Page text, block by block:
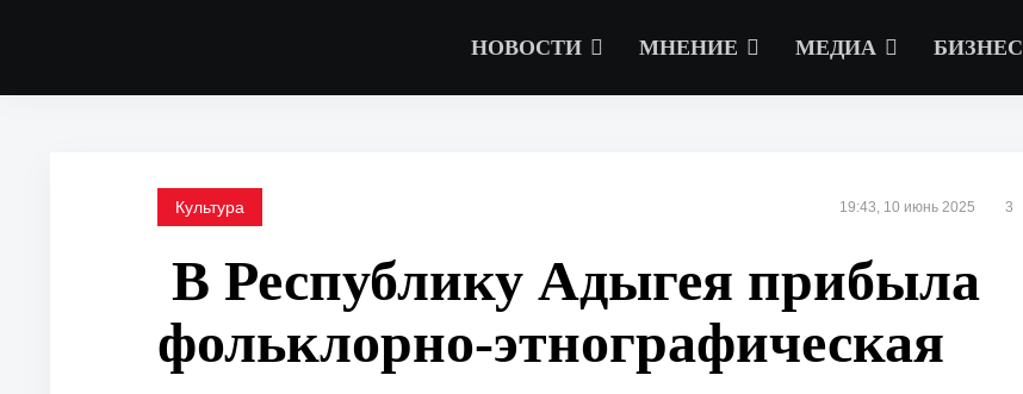
НОВОСТИ МНЕНИЕ МЕДИА БИЗНЕС
Культура 19:43, 10 июнь 2025 3
В Республику Адыгея прибыла
фольклорно-этнографическая